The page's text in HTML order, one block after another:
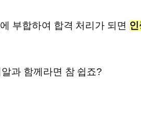
부합하여 합격 처리가 되면
과 함께라면 참 쉽죠?